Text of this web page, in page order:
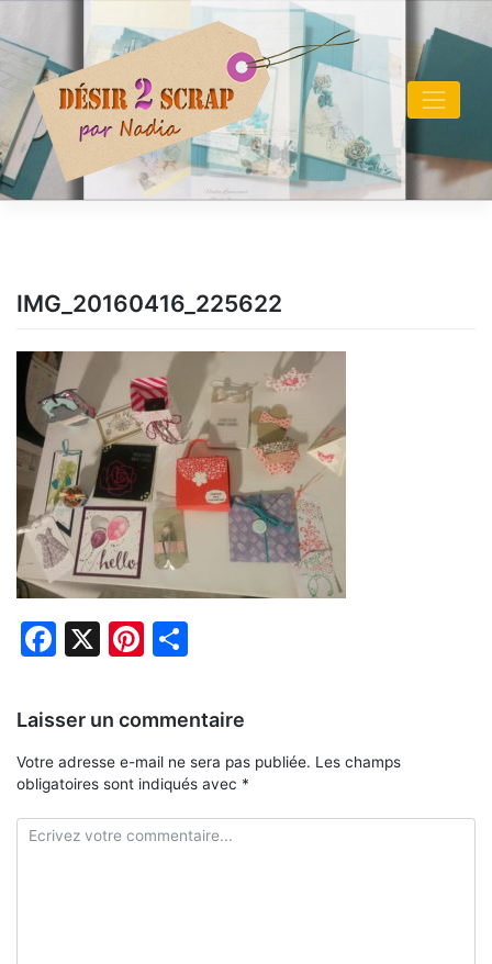
content
IMG_20160416_225622
Facebook
X Pinterest
Laisser un commentaire
Votre adresse e-mail ne sera pas publiée. Les champs
obligatoires sont indiqués avec *